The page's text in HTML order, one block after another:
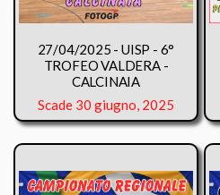
27/04/2025 - UISP - 6°
TROFEO VALDERA -
CALCINAIA
Scade 30 giugno, 2025